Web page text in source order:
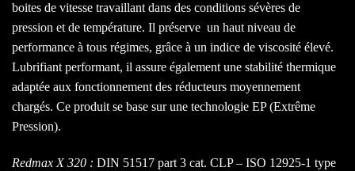
boites de vitesse travaillant dans des conditions sévères de
pression et de température. Il préserve un haut niveau de
performance à tous régimes, grâce à un indice de viscosité élevé.
Lubrifiant performant, il assure également une stabilité thermique
adaptée aux fonctionnement des réducteurs moyennement
chargés. Ce produit se base sur une technologie EP (Extrême
Pression).
Redmax X 320 : DIN 51517 part 3 cat. CLP – ISO 12925-1 type